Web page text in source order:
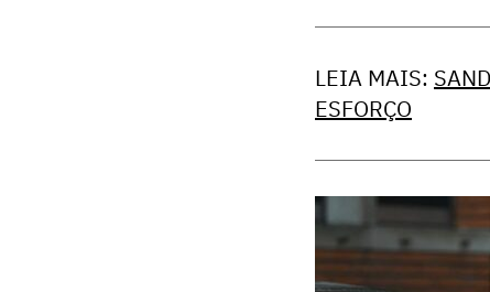
LEIA MAIS:
ESFORÇO